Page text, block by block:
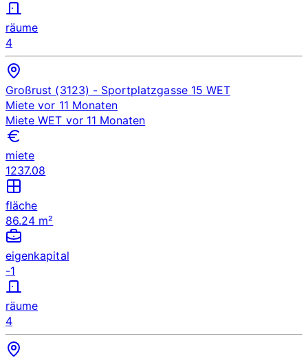
räume
4
Großrust (3123) - Sportplatzgasse 15 WET
Miete vor 11 Monaten
Miete WET vor 11 Monaten
miete
1237.08
fläche
86.24 m²
eigenkapital
-1
räume
4